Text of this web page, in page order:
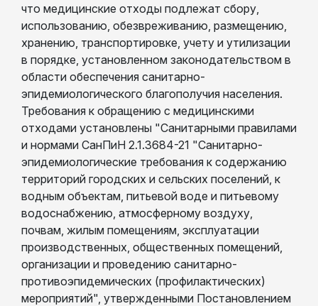
что медицинские отходы подлежат сбору,
использованию, обезвреживанию, размещению,
хранению, транспортировке, учету и утилизации
в порядке, установленном законодательством в
области обеспечения санитарно-
эпидемиологического благополучия населения.
Требования к обращению с медицинскими
отходами установлены "Санитарными правилами
и нормами СанПиН 2.1.3684-21 "Санитарно-
эпидемиологические требования к содержанию
территорий городских и сельских поселений, к
водным объектам, питьевой воде и питьевому
водоснабжению, атмосферному воздуху,
почвам, жилым помещениям, эксплуатации
производственных, общественных помещений,
организации и проведению санитарно-
противоэпидемических (профилактических)
мероприятий", утвержденными Постановлением